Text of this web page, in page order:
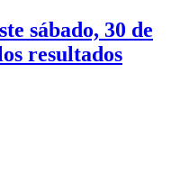
sábado, 30 de
resultados